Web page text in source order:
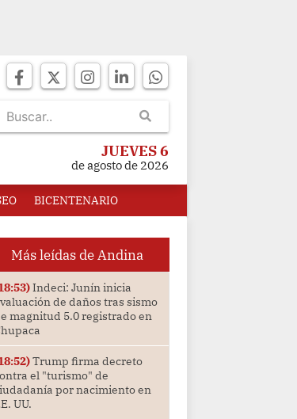
JUEVES 6
de agosto de 2026
BICENTENARIO
Más leídas de Andina
Indeci: Junín inicia
de daños tras sismo
magnitud 5.0 registrado en
Trump firma decreto
el "turismo" de
por nacimiento en
UU.